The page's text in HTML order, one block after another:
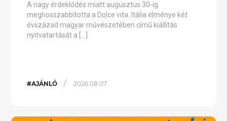
A nagy érdeklődés miatt augusztus 30-ig
meghosszabbította a Dolce vita. Itália élménye két
évszázad magyar művészetében című kiállítás
nyitvatartását a […]
#AJÁNLÓ / 2026.08.07.